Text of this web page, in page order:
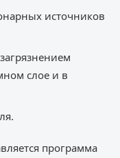
источников
слое и в
программа